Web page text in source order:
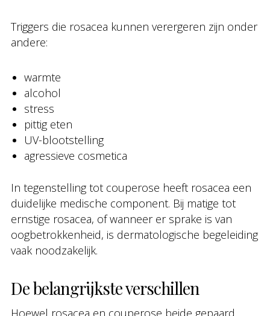
Triggers die rosacea kunnen verergeren zijn onder
andere:
warmte
alcohol
stress
pittig eten
UV-blootstelling
agressieve cosmetica
In tegenstelling tot couperose heeft rosacea een
duidelijke medische component. Bij matige tot
ernstige rosacea, of wanneer er sprake is van
oogbetrokkenheid, is dermatologische begeleiding
vaak noodzakelijk.
De belangrijkste verschillen